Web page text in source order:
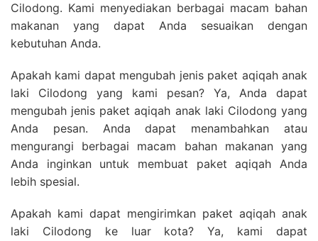
Cilodong. Kami menyediakan berbagai macam bahan
makanan yang dapat Anda sesuaikan dengan
kebutuhan Anda.
Apakah kami dapat mengubah jenis paket aqiqah anak
laki Cilodong yang kami pesan? Ya, Anda dapat
mengubah jenis paket aqiqah anak laki Cilodong yang
Anda pesan. Anda dapat menambahkan atau
mengurangi berbagai macam bahan makanan yang
Anda inginkan untuk membuat paket aqiqah Anda
lebih spesial.
Apakah kami dapat mengirimkan paket aqiqah anak
laki Cilodong ke luar kota? Ya, kami dapat